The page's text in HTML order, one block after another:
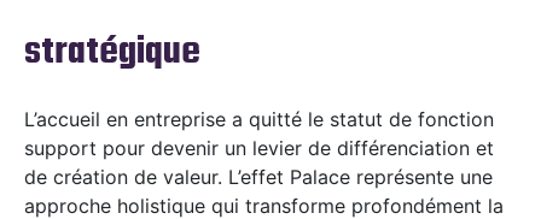
stratégique
L’accueil en entreprise a quitté le statut de fonction
support pour devenir un levier de différenciation et
de création de valeur. L’effet Palace représente une
approche holistique qui transforme profondément la